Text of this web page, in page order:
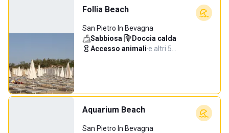
Follia Beach
San Pietro In Bevagna
Sabbiosa· Doccia calda·
Accesso animali·e altri 5…
Aquarium Beach
San Pietro In Bevagna